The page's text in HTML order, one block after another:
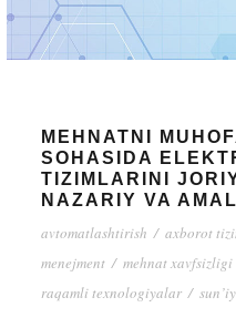
MEHNATNI
SOHASIDA
TIZIMLARINI
NAZARIY VA
avtomatlashtirish / axborot
menejment / mehnat xavfsizligi
raqamli texnologiyalar /